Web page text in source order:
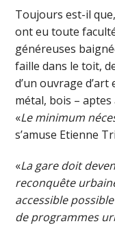
Toujours est-il
ont eu toute
généreuses
faille dans le toit,
d’un ouvrage
métal, bois –
«Le minimum
s’amuse Etienne
«La gare doit
reconquête
accessible
de programmes